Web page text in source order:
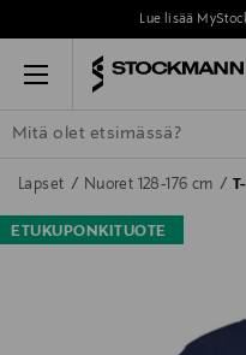
Lue lisää
Menu
ETSI KAIKKI NAISET
Lapset Nuoret 128-176 cm
ETUKUPONKITUOTE